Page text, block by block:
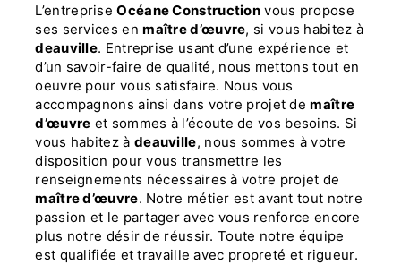
L’entrepriseOcéane Construction vous propose
ses services enmaître d’œuvre, si vous habitez à
deauville. Entreprise usant d’une expérience et
d’un savoir-faire de qualité, nous mettons tout en
oeuvre pour vous satisfaire. Nous vous
accompagnons ainsi dans votre projet demaître
d’œuvre et sommes à l’écoute de vos besoins. Si
vous habitez à deauville, nous sommes à votre
disposition pour vous transmettre les
renseignements nécessaires à votre projet de
maître d’œuvre. Notre métier est avant tout notre
passion et le partager avec vous renforce encore
plus notre désir de réussir. Toute notre équipe
est qualifiée et travaille avec propreté et rigueur.